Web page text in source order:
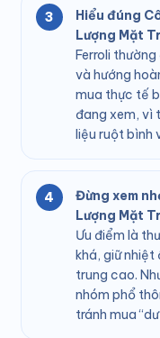
Hiểu đúng
Lượng Mặt
Ferroli
và hướng
mua thực tế
đang xem, vì
liệu ruột bình
Đừng xem
Lượng Mặt
Ưu điểm là
khá, giữ
trung cao.
nhóm phổ
tránh mua